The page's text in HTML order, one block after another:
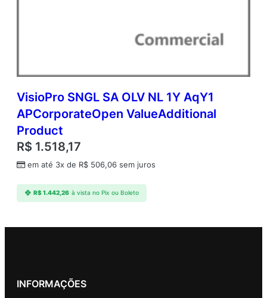
VisioPro SNGL SA OLV NL 1Y AqY1
APCorporateOpen ValueAdditional
Product
R$ 1.518,17
em até 3x de R$ 506,06 sem juros
R$1.442,26 à vista no Pix ou Boleto
INFORMAÇÕES